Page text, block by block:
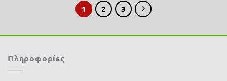
(0)
Αγκρόζα(0)
Βιολογικά
1 2 3
Πληροφορίες